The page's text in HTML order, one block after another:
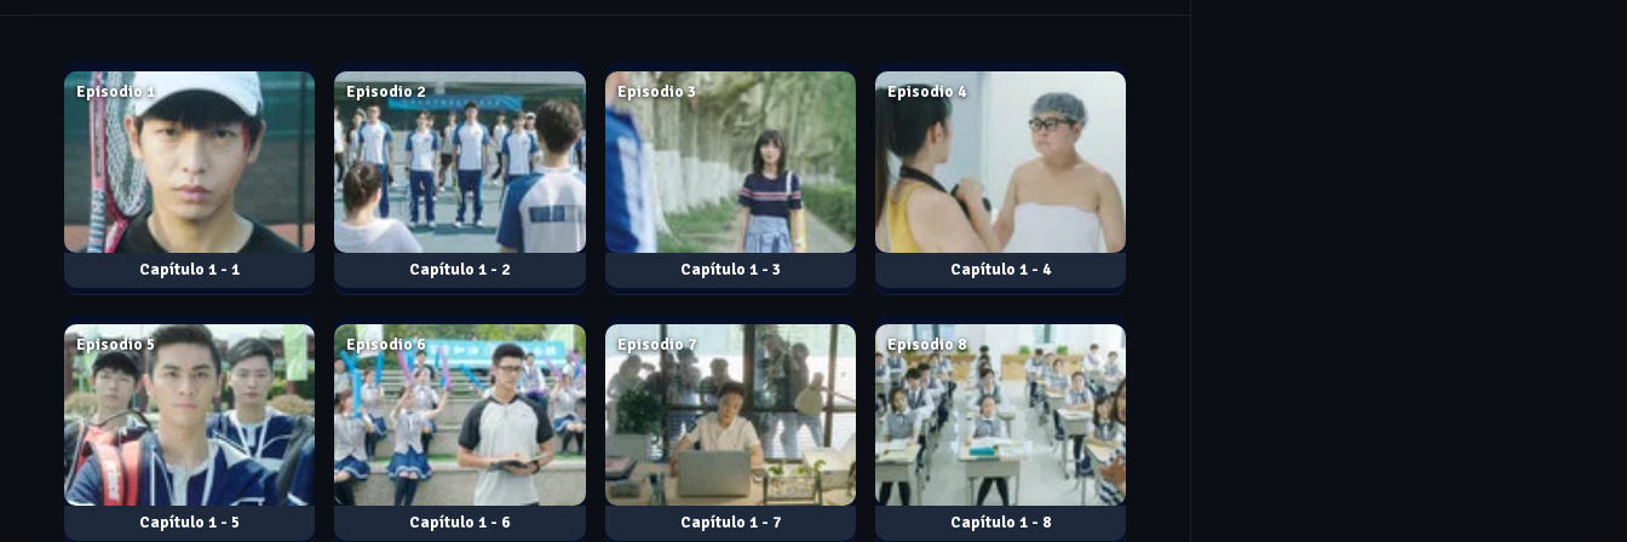
1 - 1
Episodio 1
1 - 2
Episodio 2
1 - 3
Episodio 3
1 - 4
Episodio 4
1 - 5
Episodio 5
1 - 6
Episodio 6
1 - 7
Episodio 7
1 - 8
Episodio 8